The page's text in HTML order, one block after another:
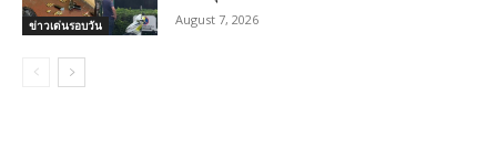
ข่าวเด่นรอบวัน August 7, 2026